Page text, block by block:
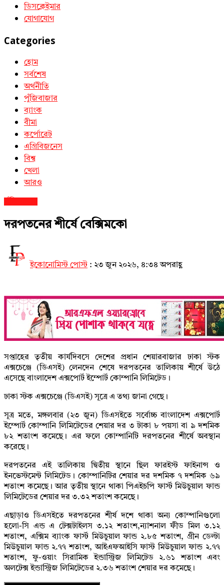
ডিসক্লেইমার
যোগাযোগ
Categories
হোম
সর্বশেষ
অর্থনীতি
পুঁজিবাজার
ব্যাংক
বীমা
কর্পোরেট
এগ্রিবিজনেস
বিশ্ব
খেলা
আরও
দরপতনের শীর্ষে বেক্সিমকো
ইকোনোমিস্ট পোস্ট : ২৩ জুন ২০২৬, ৪:৩৪ অপরাহ্ণ
সপ্তাহের তৃতীয় কার্যদিবসে দেশের প্রধান শেয়ারবাজার ঢাকা স্টক
এক্সচেঞ্জে (ডিএসই) লেনদেন শেষে দরপতনের তালিকায় শীর্ষে উঠে
এসেছে বাংলাদেশ এক্সপোর্ট ইম্পোর্ট কোম্পানি লিমিটেড।
ঢাকা স্টক এক্সচেঞ্জে (ডিএসই) সূত্রে এ তথ্য জানা গেছে।
সূত্র মতে, মঙ্গলবার (২৩ জুন) ডিএসইতে সর্বোচ্চ বাংলাদেশ এক্সপোর্ট
ইম্পোর্ট কোম্পানি লিমিটেডের শেয়ার দর ৩ টাকা ৮ পয়সা বা ৯ দশমিক
৮২ শতাংশ কমেছে। এর ফলে কোম্পানিটি দরপতনের শীর্ষে অবস্থান
করেছে।
দরপতনের এই তালিকায় দ্বিতীয় স্থানে ছিল ফারইস্ট ফাইনান্স ও
ইনভেস্টমেন্ট লিমিটেড। কোম্পানিটির শেয়ার দর দশমিক ৭ দশমিক ৬৯
শতাংশ কমেছে। আর তৃতীয় স্থানে থাকা পিএইচপি ফার্স্ট মিউচুয়াল ফান্ড
লিমিটেডের শেয়ার দর ৩.৩২ শতাংশ কমেছে।
এছাড়াও ডিএসইতে দরপতনের শীর্ষ দশে থাকা অন্য কোম্পানিগুলো
হলো-সি এন্ড এ টেক্সটাইলস ৩.১২ শতাংশ,ন্যাশনাল ফীড মিল ৩.১২
শতাংশ, এক্সিম ব্যাংক ফার্স্ট মিউচুয়াল ফান্ড ২.৮৫ শতাংশ, গ্রীন ডেল্টা
মিউচুয়াল ফান্ড ২.৭৭ শতাংশ, আইএফআইসি ফাস্ট মিউচুয়াল ফান্ড ২.৭৭
শতাংশ, ফু-ওয়াং সিরামিক ইন্ডাস্ট্রিজ লিমিটেড ২.৬১ শতাংশ এবং
অলটেক্স ইন্ডাস্ট্রিজ লিমিটেডের ২.৩৬ শতাংশ শেয়ার দর কমেছে।